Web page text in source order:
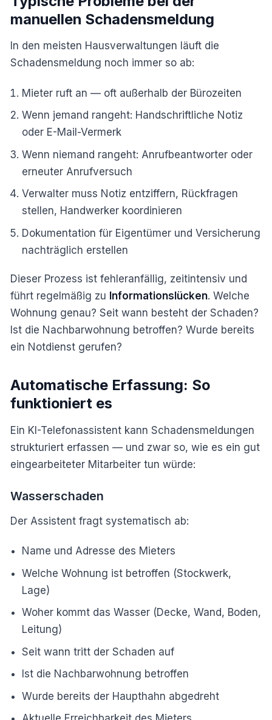
manuellen Schadensmeldung
In den meisten Hausverwaltungen läuft die
Schadensmeldung noch immer so ab:
Mieter ruft an — oft außerhalb der Bürozeiten
Wenn jemand rangeht: Handschriftliche Notiz
oder E-Mail-Vermerk
Wenn niemand rangeht: Anrufbeantworter oder
erneuter Anrufversuch
Verwalter muss Notiz entziffern, Rückfragen
stellen, Handwerker koordinieren
Dokumentation für Eigentümer und Versicherung
nachträglich erstellen
Dieser Prozess ist fehleranfällig, zeitintensiv und
führt regelmäßig zu Informationslücken. Welche
Wohnung genau? Seit wann besteht der Schaden?
Ist die Nachbarwohnung betroffen? Wurde bereits
ein Notdienst gerufen?
Automatische Erfassung: So
funktioniert es
Ein KI-Telefonassistent kann Schadensmeldungen
strukturiert erfassen — und zwar so, wie es ein gut
eingearbeiteter Mitarbeiter tun würde:
Wasserschaden
Der Assistent fragt systematisch ab:
Name und Adresse des Mieters
Welche Wohnung ist betroffen (Stockwerk,
Lage)
Woher kommt das Wasser (Decke, Wand, Boden,
Leitung)
Seit wann tritt der Schaden auf
Ist die Nachbarwohnung betroffen
Wurde bereits der Haupthahn abgedreht